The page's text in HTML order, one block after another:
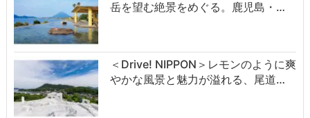
岳を望む絶景をめぐる。鹿児島・…
＜Drive! NIPPON＞レモンのように爽
やかな風景と魅力が溢れる、尾道…